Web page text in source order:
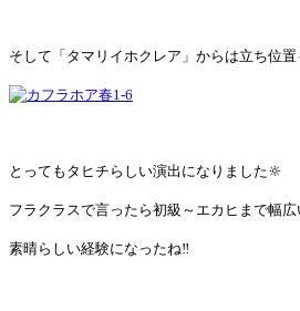
そして「タマリイホクレア」からは立ち位
とってもタヒチらしい演出になりました🔆
フラクラスで言ったら初級～エカヒまで幅
素晴らしい経験になったね‼